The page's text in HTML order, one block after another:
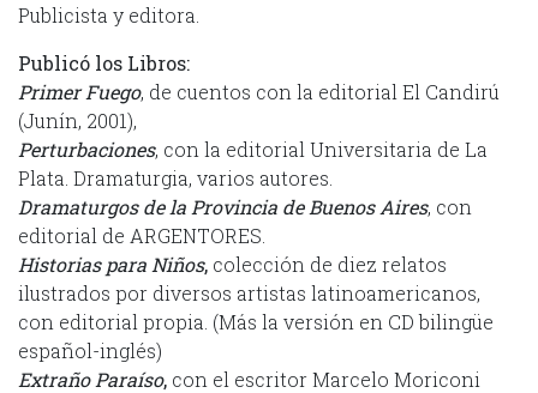
Publicista y editora.
Publicó los Libros:
Primer Fuego, de cuentos con la editorial El Candirú
(Junín, 2001),
Perturbaciones, con la editorial Universitaria de La
Plata. Dramaturgia, varios autores.
Dramaturgos de la Provincia de Buenos Aires, con
editorial de ARGENTORES.
Historias para Niños, colección de diez relatos
ilustrados por diversos artistas latinoamericanos,
con editorial propia. (Más la versión en CD bilingüe
español-inglés)
Extraño Paraíso, con el escritor Marcelo Moriconi